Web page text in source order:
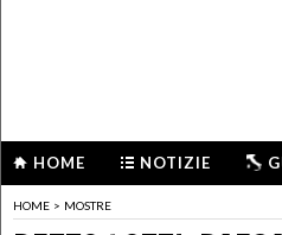
HOME NOTIZIE
HOME > MOSTRE